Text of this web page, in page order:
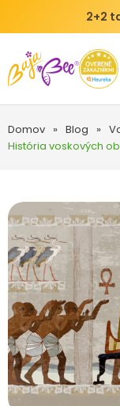
2+2
Domov » Blog »
História voskových